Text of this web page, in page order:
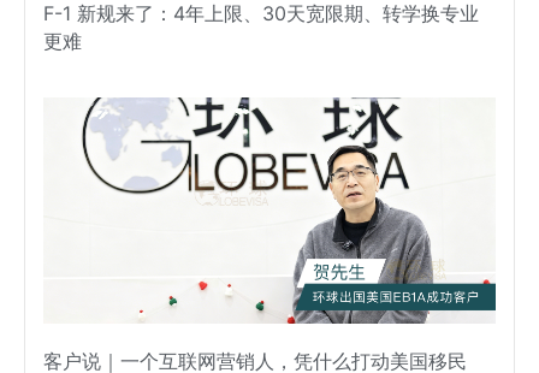
F-1 新规来了：4年上限、30天宽限期、转学换专业
更难
客户说｜一个互联网营销人，凭什么打动美国移民